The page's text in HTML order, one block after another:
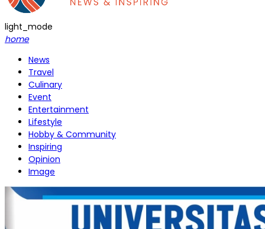
light_mode
home
News
Travel
Culinary
Event
Entertainment
Lifestyle
Hobby & Community
Inspiring
Opinion
Image